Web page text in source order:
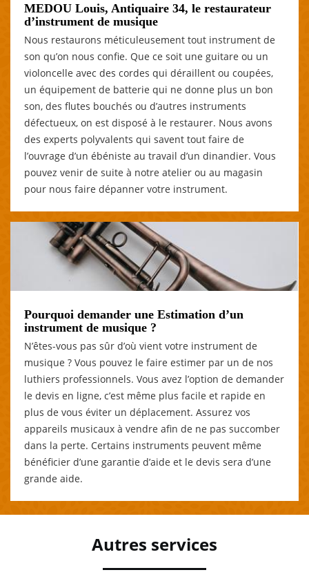
MEDOU Louis, Antiquaire 34, le restaurateur
d’instrument de musique
Nous restaurons méticuleusement tout instrument de
son qu’on nous confie. Que ce soit une guitare ou un
violoncelle avec des cordes qui déraillent ou coupées,
un équipement de batterie qui ne donne plus un bon
son, des flutes bouchés ou d’autres instruments
défectueux, on est disposé à le restaurer. Nous avons
des experts polyvalents qui savent tout faire de
l’ouvrage d’un ébéniste au travail d’un dinandier. Vous
pouvez venir de suite à notre atelier ou au magasin
pour nous faire dépanner votre instrument.
Pourquoi demander une Estimation d’un
instrument de musique ?
N’êtes-vous pas sûr d’où vient votre instrument de
musique ? Vous pouvez le faire estimer par un de nos
luthiers professionnels. Vous avez l’option de demander
le devis en ligne, c’est même plus facile et rapide en
plus de vous éviter un déplacement. Assurez vos
appareils musicaux à vendre afin de ne pas succomber
dans la perte. Certains instruments peuvent même
bénéficier d’une garantie d’aide et le devis sera d’une
grande aide.
Autres services